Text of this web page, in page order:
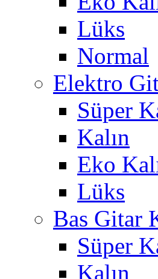
Lüks
Normal
Elektro
Süper
Kalın
Eko
Lüks
Bas Gitar
Süper
Kalın